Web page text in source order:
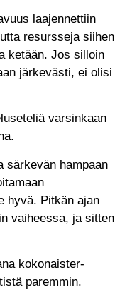
laajennettiin
resursseja siihen
ketään. Jos silloin
järkevästi, ei olisi
varsinkaan
särkevän hampaan
hyvä. Pitkän ajan
vaiheessa, ja sitten
kokonaister-
paremmin.